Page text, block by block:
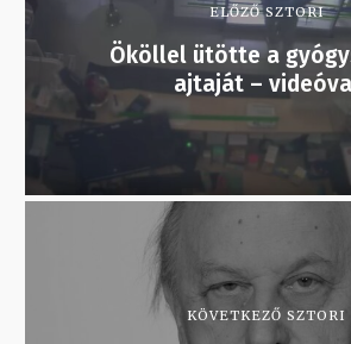
ELŐZŐ SZTORI
Ököllel ütötte a
ajtaját –
KÖVETKEZŐ SZTORI